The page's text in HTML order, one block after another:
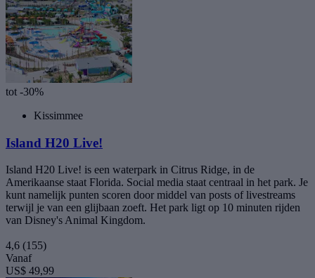
tot -30%
Kissimmee
Island H20 Live!
Island H20 Live! is een waterpark in Citrus Ridge, in de
Amerikaanse staat Florida. Social media staat centraal in het park. Je
kunt namelijk punten scoren door middel van posts of livestreams
terwijl je van een glijbaan zoeft. Het park ligt op 10 minuten rijden
van Disney's Animal Kingdom.
4,6 (155)
Vanaf
US$ 49,99